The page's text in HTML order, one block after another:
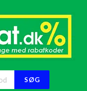
SØG